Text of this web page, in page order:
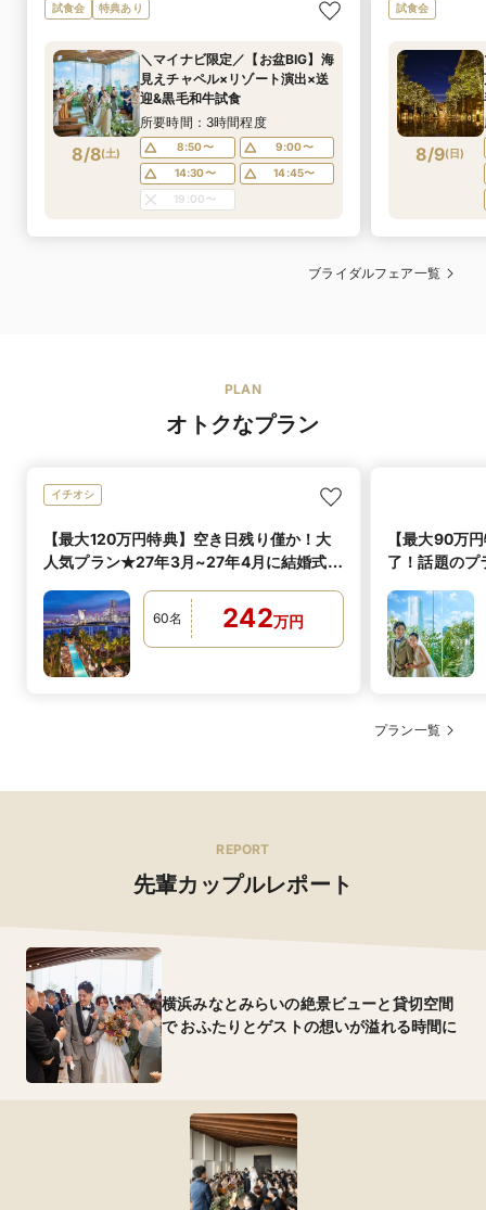
アレルギー対応可
す。
箸対応
可
箸のご用意もございますのでご年配ゲストも安心してお
召し上がり頂けます。
お子様料理（おもちゃ付き）ワンプレート5000円～ ＊
試食会 特典あり
8/8(土)
＼マイナビ限定／【お盆BIG】海
見えチャペル×リゾート演出×送
迎&黒毛和牛試食
所要時間：3時間程度
8:50〜
9:00〜
14:30〜
14:45〜
19:00〜
試食会
8/9(日)
ブライダルフェア一覧
PLAN
オトクなプラン
イチオシ
【最大120万円特典】空き日残り僅か！大
人気プラン★27年3月~27年4月に結婚式実
60名 242万円
【最大90万
了！話題の
プラン一覧
REPORT
先輩カップルレポート
横浜みなとみらいの絶景ビューと貸切空間
で おふたりとゲストの想いが溢れる時間に